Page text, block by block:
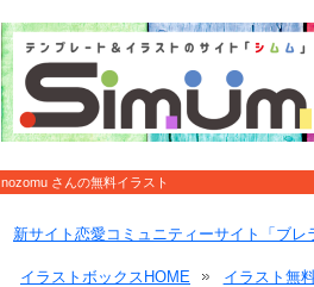
nozomu さんの無料イラスト
新サイト恋愛コミュニティーサイト「ブレ
イラストボックスHOME イラスト無